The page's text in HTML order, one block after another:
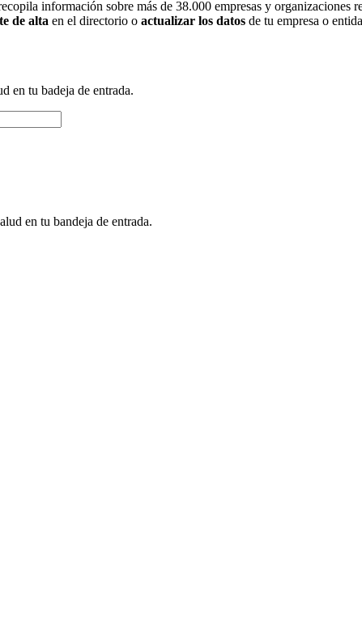
información sobre más de 38.000 empresas y organizaciones
de alta en el directorio o actualizar los datos de tu empresa o
en tu badeja de entrada.
en tu bandeja de entrada.